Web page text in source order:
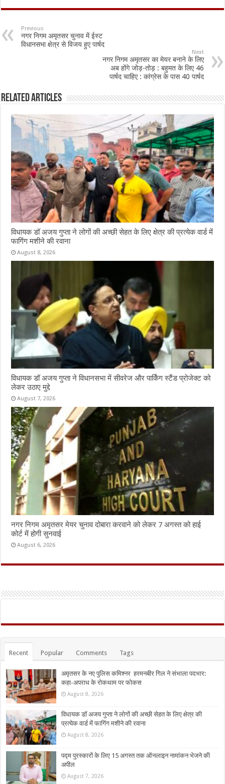
e
b
o
at
p
ai
l
ar
Previous
नगर निगम अमृतसर चुनाव में ईस्ट
विधानसभा क्षेत्र से विजय हुए पार्षद
Next
नगर निगम अमृतसर का मेयर बनाने के लिए
अब होंगे जोड़-तोड़ : बहुमत के लिए 46
पार्षद चाहिए : कांग्रेस के पास 40 पार्षद
Related Articles
विधायक डॉ अजय गुप्ता ने लोगों की अच्छी सेहत के लिए क्षेत्र की प्रत्येक वार्ड में
फागिंग मशीने की रवाना
August 8, 2026
विधायक डॉ अजय गुप्ता ने विधानसभा में सीवरेज और पार्किंग स्टैंड प्रोजेक्ट को
लेकर उठाए मुद्दे
August 7, 2026
नगर निगम अमृतसर मेयर चुनाव दोबारा करवाने को लेकर 7 अगस्त को हाई
कोर्ट में होगी सुनवाई
August 6, 2026
Recent Popular Comments Tags
अमृतसर के नए पुलिस कमिश्नर हरमनबीर गिल ने संभाला पदभार:
कहा-अपराध के रोकथाम पर फोकस
August 8, 2026
विधायक डॉ अजय गुप्ता ने लोगों की अच्छी सेहत के लिए क्षेत्र की
प्रत्येक वार्ड में फागिंग मशीने की रवाना
August 8, 2026
पद्म पुरस्कारों के लिए 15 अगस्त तक ऑनलाइन नामांकन भेजने की
अपील
August 7, 2026